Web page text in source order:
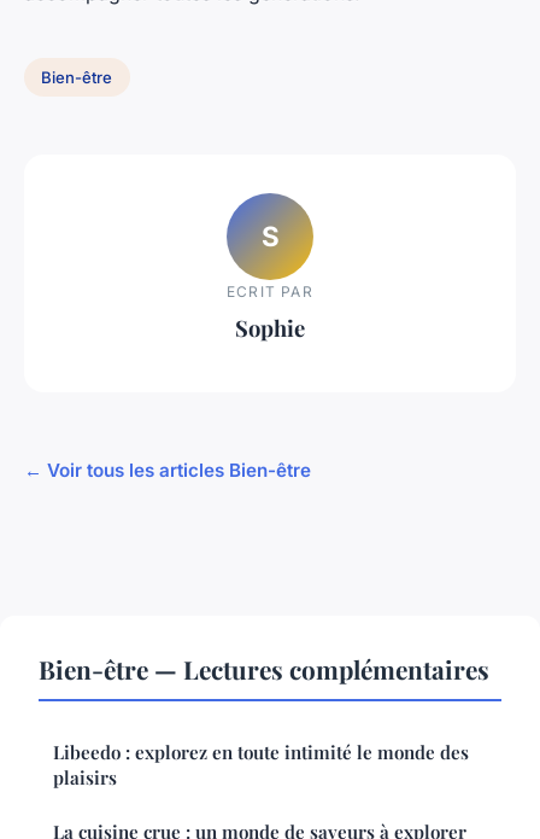
Bien-être
S
ECRIT PAR
Sophie
← Voir tous les articles Bien-être
Bien-être — Lectures complémentaires
Libeedo : explorez en toute intimité le monde des
plaisirs
La cuisine crue : un monde de saveurs à explorer